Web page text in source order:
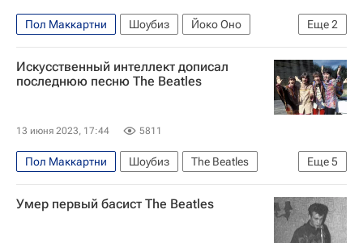
Еще2
Пол Маккартни Шоубиз
Йоко Оно
Джон Леннон
The Beatles
Искусственный интеллект дописал
последнюю песню The Beatles
13 июня 2023, 17:44 5811
Еще5
Пол Маккартни Шоубиз
The Beatles
Джон Леннон
Йоко Оно
Технологии
Знаменитости
Музыка
Умер первый басист The Beatles